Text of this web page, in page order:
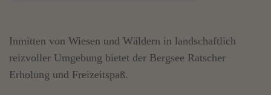
Inmitten von Wiesen und Wäldern in landschaftlich
reizvoller Umgebung bietet der Bergsee Ratscher
Erholung und Freizeitspaß.